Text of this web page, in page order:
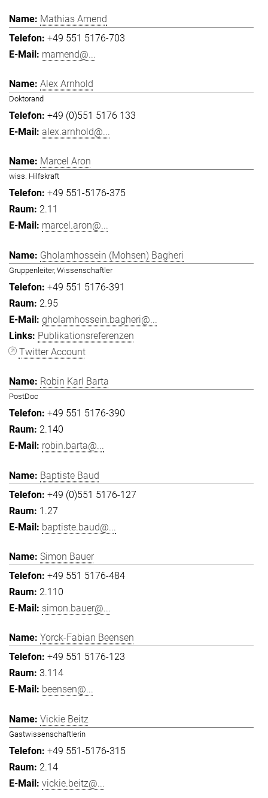
Mathias Amend
+49 551 5176-703
mamend@...
Alex Arnhold
Doktorand
+49 (0)551 5176 133
alex.arnhold@...
Marcel Aron
wiss. Hilfskraft
+49 551-5176-375
2.11
marcel.aron@...
Gholamhossein (Mohsen) Bagheri
Gruppenleiter, Wissenschaftler
+49 551 5176-391
2.95
gholamhossein.bagheri@...
Publikationsreferenzen
Twitter Account
Robin Karl Barta
PostDoc
+49 551 5176-390
2.140
robin.barta@...
Baptiste Baud
+49 (0)551 5176-127
1.27
baptiste.baud@...
Simon Bauer
+49 551 5176-484
2.110
simon.bauer@...
Yorck-Fabian Beensen
+49 551 5176-123
3.114
beensen@...
Vickie Beitz
Gastwissenschaftlerin
+49 551-5176-315
2.14
vickie.beitz@...